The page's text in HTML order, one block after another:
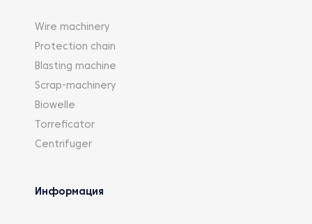
Wire machinery
Protection chain
Blasting machine
Scrap-machinery
Biowelle
Torreficator
Centrifuger
Информация